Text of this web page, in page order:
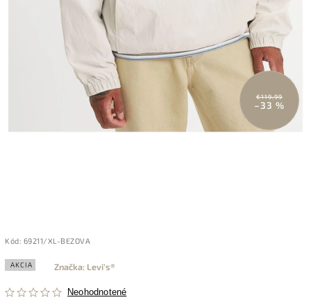
€119,99
–33 %
Kód: 69211/XL-BEZOVA
AKCIA
Neohodnotené
Značka: Levi's®